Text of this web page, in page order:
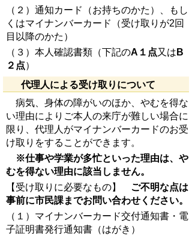
（２）通知カード（お持ちのかた）、もし
くはマイナンバーカード（受け取りが2回
目以降のかた）
（３）本人確認書類（下記のA１点又は B
２点）
代理人による受け取りについて
病気、身体の障がいのほか、やむを得な
い理由によりご本人の来庁が難しい場合に
限り、代理人がマイナンバーカードのお受
け取りをすることができます。
※仕事や学業が多忙といった理由は、や
むを得ない理由に該当しません。
【受け取りに必要なもの】 ご不明な点は
事前に市民課までお問い合わせください。
（１）マイナンバーカード交付通知書・電
子証明書発行通知書（はがき）